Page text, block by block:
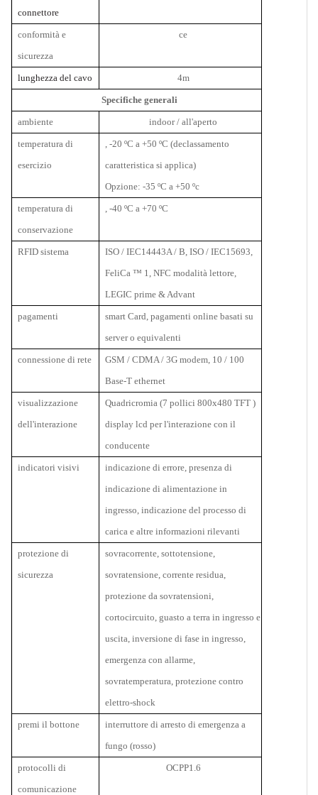
connettore
conformità e
sicurezza
ce
lunghezza del cavo 4m
Specifiche generali
ambiente indoor / all'aperto
temperatura di
esercizio
, -20 ºC a +50 ºC (declassamento
caratteristica si applica)
Opzione: -35 ºC a +50 ºc
temperatura di
conservazione
, -40 ºC a +70 ºC
RFID sistema
ISO / IEC14443A / B, ISO / IEC15693,
FeliCa ™ 1, NFC modalità lettore,
LEGIC prime & Advant
pagamenti
smart Card, pagamenti online basati su
server o equivalenti
connessione di rete
GSM / CDMA / 3G modem, 10 / 100
Base-T ethernet
visualizzazione
dell'interazione
Quadricromia (7 pollici 800x480 TFT )
display lcd per l'interazione con il
conducente
indicatori visivi
indicazione di errore, presenza di
indicazione di alimentazione in
ingresso, indicazione del processo di
carica e altre informazioni rilevanti
protezione di
sicurezza
sovracorrente, sottotensione,
sovratensione, corrente residua,
protezione da sovratensioni,
cortocircuito, guasto a terra in ingresso e
uscita, inversione di fase in ingresso,
emergenza con allarme,
sovratemperatura, protezione contro
elettro-shock
premi il bottone
interruttore di arresto di emergenza a
fungo (rosso)
protocolli di
comunicazione
OCPP1.6